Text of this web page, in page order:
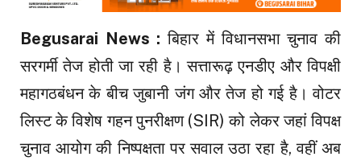
Begusarai News :बिहार में विधानसभा चुनाव की
सरगर्मी तेज होती जा रही है। सत्तारूढ़ एनडीए और विपक्षी
महागठबंधन के बीच जुबानी जंग और तेज हो गई है। वोटर
लिस्ट के विशेष गहन पुनरीक्षण (SIR) को लेकर जहां विपक्ष
चुनाव आयोग की निष्पक्षता पर सवाल उठा रहा है, वहीं अब